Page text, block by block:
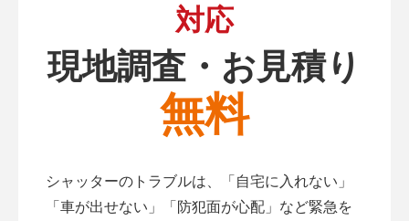
対応
現地調査・お見積り
無料
シャッターのトラブルは、「自宅に入れない」
「車が出せない」「防犯面が心配」など緊急を